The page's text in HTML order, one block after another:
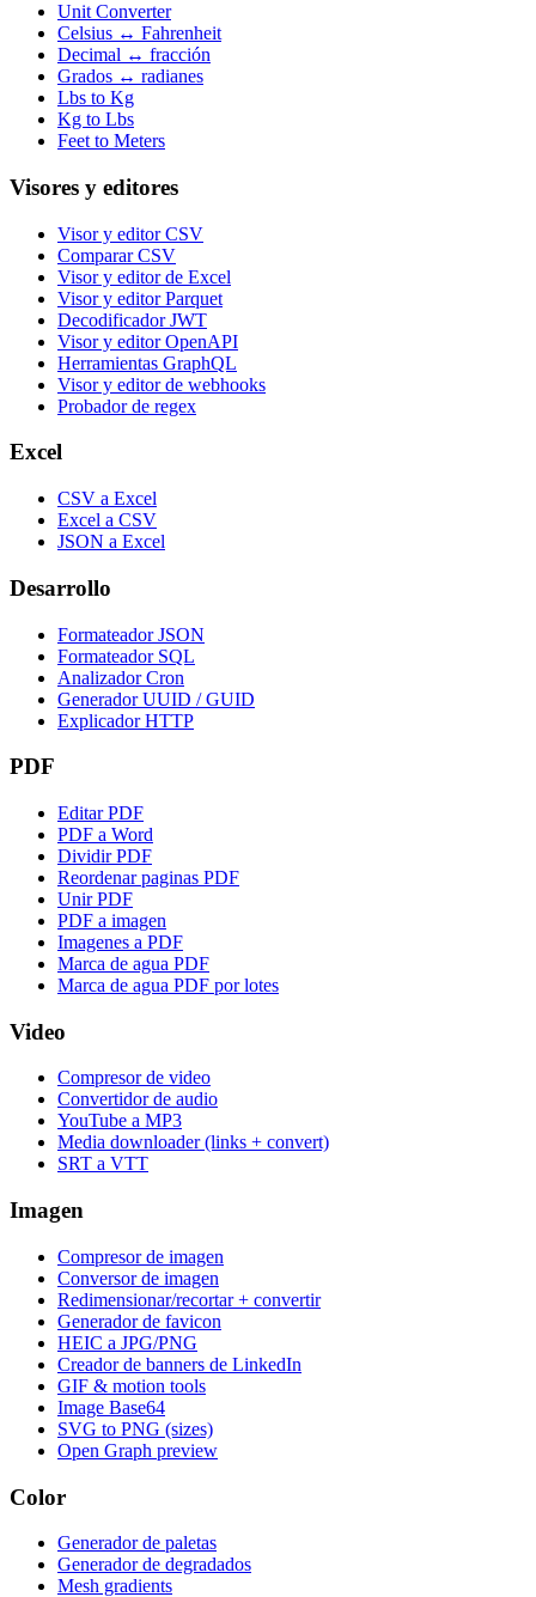
Unit Converter
Celsius ↔ Fahrenheit
Decimal ↔ fracción
Grados ↔ radianes
Lbs to Kg
Kg to Lbs
Feet to Meters
Visores y editores
Visor y editor CSV
Comparar CSV
Visor y editor de Excel
Visor y editor Parquet
Decodificador JWT
Visor y editor OpenAPI
Herramientas GraphQL
Visor y editor de webhooks
Probador de regex
Excel
CSV a Excel
Excel a CSV
JSON a Excel
Desarrollo
Formateador JSON
Formateador SQL
Analizador Cron
Generador UUID / GUID
Explicador HTTP
PDF
Editar PDF
PDF a Word
Dividir PDF
Reordenar paginas PDF
Unir PDF
PDF a imagen
Imagenes a PDF
Marca de agua PDF
Marca de agua PDF por lotes
Video
Compresor de video
Convertidor de audio
YouTube a MP3
Media downloader (links + convert)
SRT a VTT
Imagen
Compresor de imagen
Conversor de imagen
Redimensionar/recortar + convertir
Generador de favicon
HEIC a JPG/PNG
Creador de banners de LinkedIn
GIF & motion tools
Image Base64
SVG to PNG (sizes)
Open Graph preview
Color
Generador de paletas
Generador de degradados
Mesh gradients